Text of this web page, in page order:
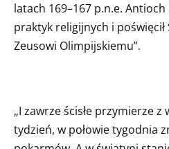
latach 169–167 p.n.e. Antioch
praktyk religijnych i
Zeusowi Olimpijskiemu”.
„I zawrze ścisłe przymierze
tydzień, w połowie tygodnia